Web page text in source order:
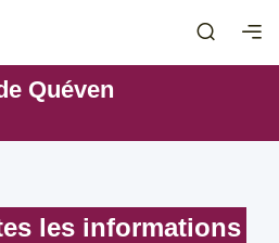
Quéven
les informations